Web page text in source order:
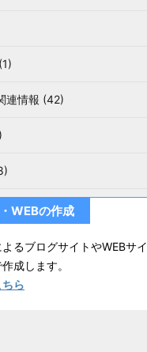
連情報 (42)
WEBの作成
るブログサイトやWEBサイ
成します。
ら